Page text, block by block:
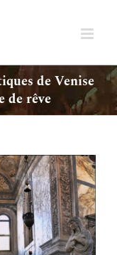
de Venise
de rêve